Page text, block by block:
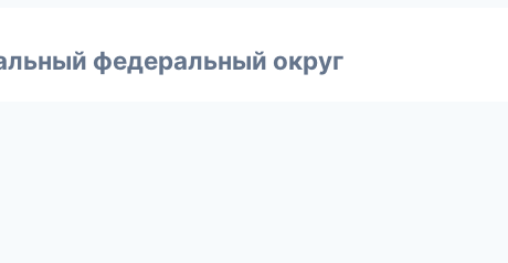
федеральный округ